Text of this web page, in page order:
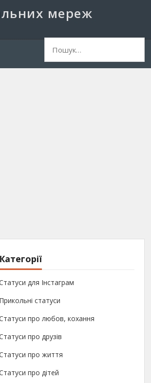
мереж
Категорії
для Інстаграм
Прикольні статуси
про любов, кохання
про друзів
про життя
про дітей